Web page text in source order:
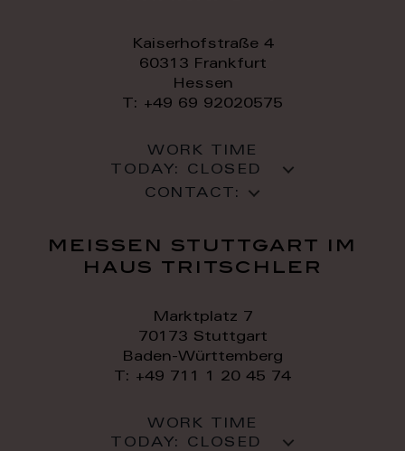
Kaiserhofstraße 4
60313 Frankfurt
Hessen
T: +49 69 92020575
WORK TIME
TODAY: CLOSED
CONTACT:
meissen stuttgart im
haus tritschler
Marktplatz 7
70173 Stuttgart
Baden-Württemberg
T: +49 711 1 20 45 74
WORK TIME
TODAY: CLOSED